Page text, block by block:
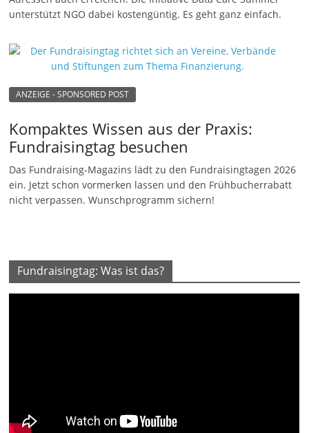
unterstützt NGO dabei kostengüntig. Es geht ganz einfach.
ANZEIGE - SPONSORED POST
Kompaktes Wissen aus der Praxis:
Fundraisingtag besuchen
Das Fundraising-Magazins lädt zu den Fundraisingtagen 2026
ein. Jetzt schon vormerken lassen und den Frühbucherrabatt
nicht verpassen. Wunschprogramm sichern!
Fundraisingtag: Was ist das?